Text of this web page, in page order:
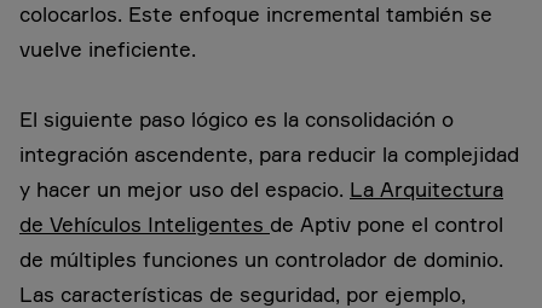
colocarlos. Este enfoque incremental también se
vuelve ineficiente.
El siguiente paso lógico es la consolidación o
integración ascendente, para reducir la complejidad
y hacer un mejor uso del espacio. La Arquitectura
de Vehículos Inteligentes de Aptiv pone el control
de múltiples funciones un controlador de dominio.
Las características de seguridad, por ejemplo,